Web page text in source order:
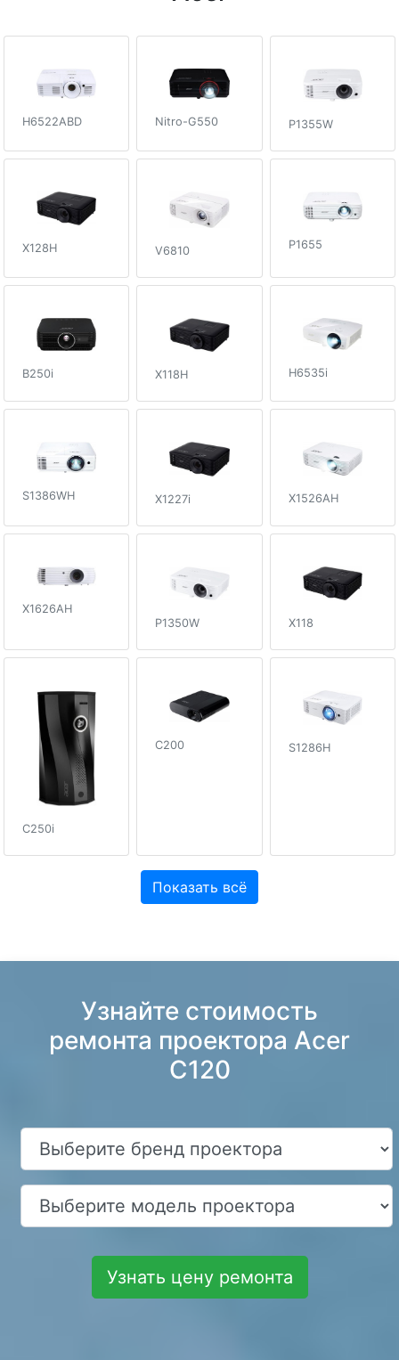
H6522ABD Nitro-G550 P1355W
X128H V6810 P1655
B250i X118H H6535i
S1386WH X1227i X1526AH
X1626AH
P1350W
X118
C250i
C200 S1286H
Показать всё
Узнайте стоимость
ремонта проектора Acer
C120
Узнать цену ремонта